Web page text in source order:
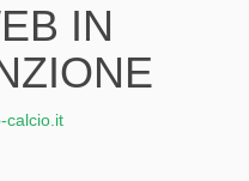
IN
calcio.it